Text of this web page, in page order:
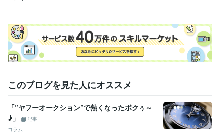
このブログを見た人にオススメ
「”ヤフーオークション”で熱くなったボクぅ～
♪」
記事
コラム